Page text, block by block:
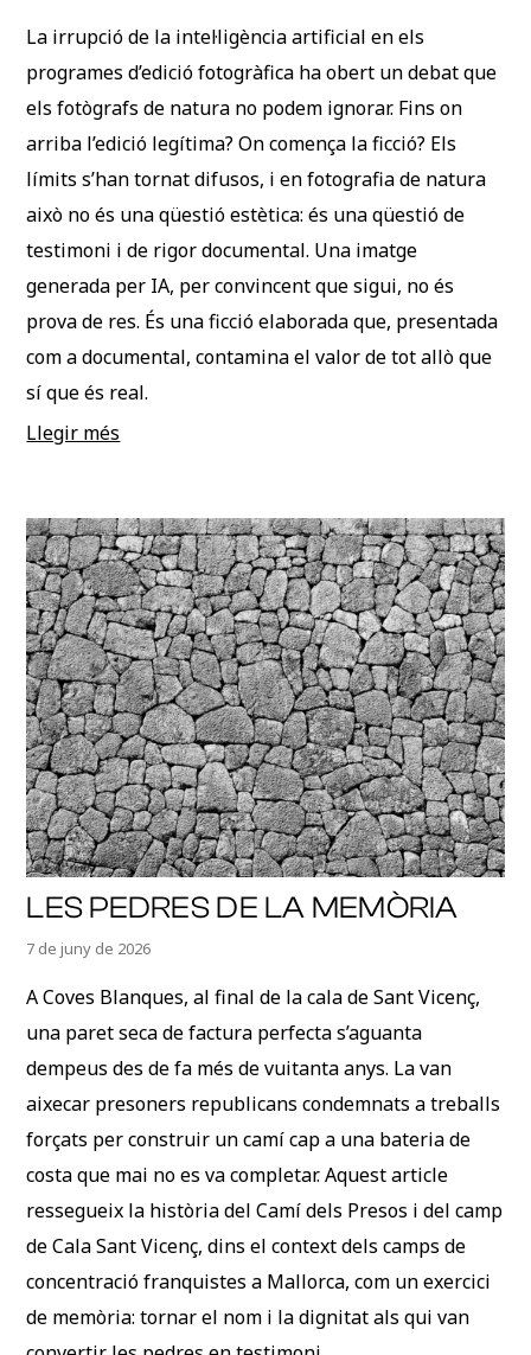
La irrupció de la intel·ligència artificial en els
programes d’edició fotogràfica ha obert un debat que
els fotògrafs de natura no podem ignorar. Fins on
arriba l’edició legítima? On comença la ficció? Els
límits s’han tornat difusos, i en fotografia de natura
això no és una qüestió estètica: és una qüestió de
testimoni i de rigor documental. Una imatge
generada per IA, per convincent que sigui, no és
prova de res. És una ficció elaborada que, presentada
com a documental, contamina el valor de tot allò que
sí que és real.
Llegir més
LES PEDRES DE LA MEMÒRIA
7 de juny de 2026
A Coves Blanques, al final de la cala de Sant Vicenç,
una paret seca de factura perfecta s’aguanta
dempeus des de fa més de vuitanta anys. La van
aixecar presoners republicans condemnats a treballs
forçats per construir un camí cap a una bateria de
costa que mai no es va completar. Aquest article
ressegueix la història del Camí dels Presos i del camp
de Cala Sant Vicenç, dins el context dels camps de
concentració franquistes a Mallorca, com un exercici
de memòria: tornar el nom i la dignitat als qui van